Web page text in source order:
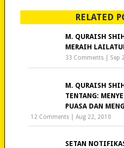
RELATED
M. QURAISH
MERAIH
33 Comments Sep
M. QURAISH
TENTANG:
PUASA DAN
12 Comments |Aug 22, 2010
SETAN